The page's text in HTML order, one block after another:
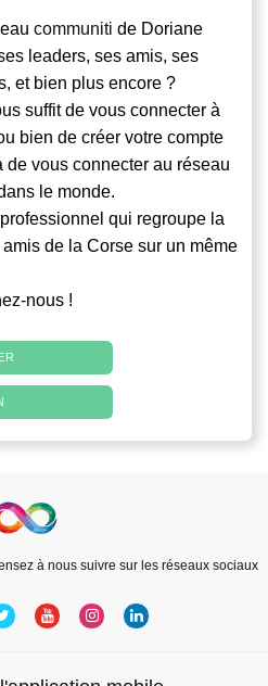
communiti de Doriane
leaders, ses amis, ses
et bien plus encore ?
suffit de vous connecter à
bien de créer votre compte
de vous connecter au réseau
le monde.
qui regroupe la
de la Corse sur un même
nous !
à nous suivre sur les réseaux sociaux